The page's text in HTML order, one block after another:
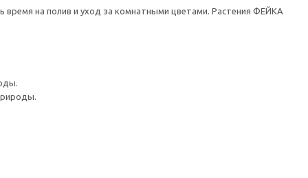
время на полив и уход за комнатными цветами. Растения ФЕЙКА